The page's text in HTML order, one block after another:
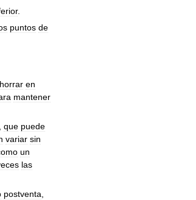
.
puntos de
en
mantener
que puede
variar sin
un
las
postventa